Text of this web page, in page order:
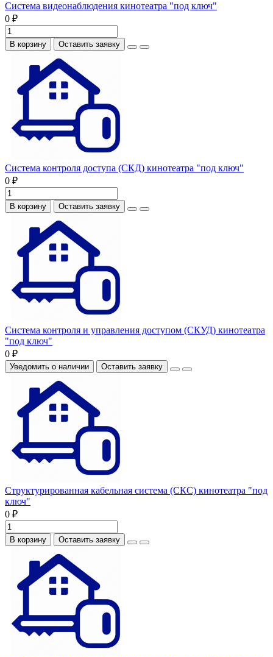
Система видеонаблюдения кинотеатра "под ключ"
0 ₽
В корзину Оставить заявку
Система контроля доступа (СКД) кинотеатра "под ключ"
0 ₽
В корзину Оставить заявку
Система контроля и управления доступом (СКУД) кинотеатра
"под ключ"
0 ₽
Уведомить о наличии Оставить заявку
Структурированная кабельная система (СКС) кинотеатра "под
ключ"
0 ₽
В корзину Оставить заявку